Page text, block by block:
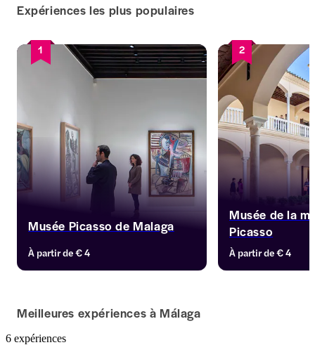
Expériences les plus populaires
1
Musée Picasso de Malaga
Découvrez l'héritage artistique de
Pablo Picasso dans sa ville natale,
Malaga, avec nos billets pour le
remarquables et, pour un aperçu plus
approfondi, optez pour notre visite
À partir de€ 4
2
Musée de la
Picasso
À partir de€ 4
Meilleures expériences à Málaga
6 expériences